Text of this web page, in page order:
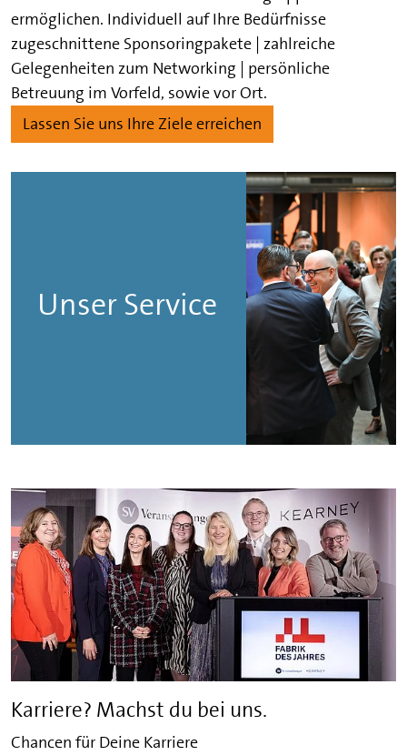
ermöglichen. Individuell auf Ihre Bedürfnisse
zugeschnittene Sponsoringpakete | zahlreiche
Gelegenheiten zum Networking | persönliche
Betreuung im Vorfeld, sowie vor Ort.
Lassen Sie uns Ihre Ziele erreichen
Unser Service
Karriere? Machst du bei uns.
Chancen für Deine Karriere